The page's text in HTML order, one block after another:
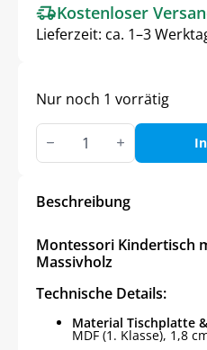
42,95€
29,75€.
Kostenloser
Lieferzeit: ca. 1–3
Nur noch 1 vorrätig
Kinderstuhl
mit
Hirschmotiv
Beschreibung
Montessori Kindertisch
Massivholz
Technische Details:
Material Tischplatte
MDF (1. Klasse), 1,8